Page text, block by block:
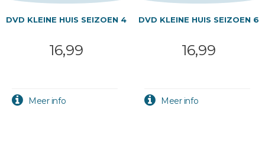
DVD KLEINE HUIS SEIZOEN 4
16,99
DVD KLEINE HUIS SEIZOEN 6
16,99